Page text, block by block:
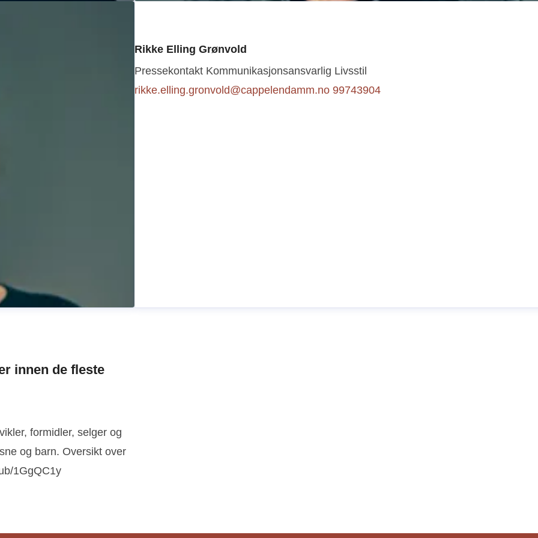
og samfunn
& underholdning
Rikke Elling Grønvold
Pressekontakt Kommunikasjonsansvarlig Livsstil
rikke.elling.gronvold@cappelendamm.no 99743904
innen de fleste
formidler, selger og
og barn. Oversikt over
1GgQC1y